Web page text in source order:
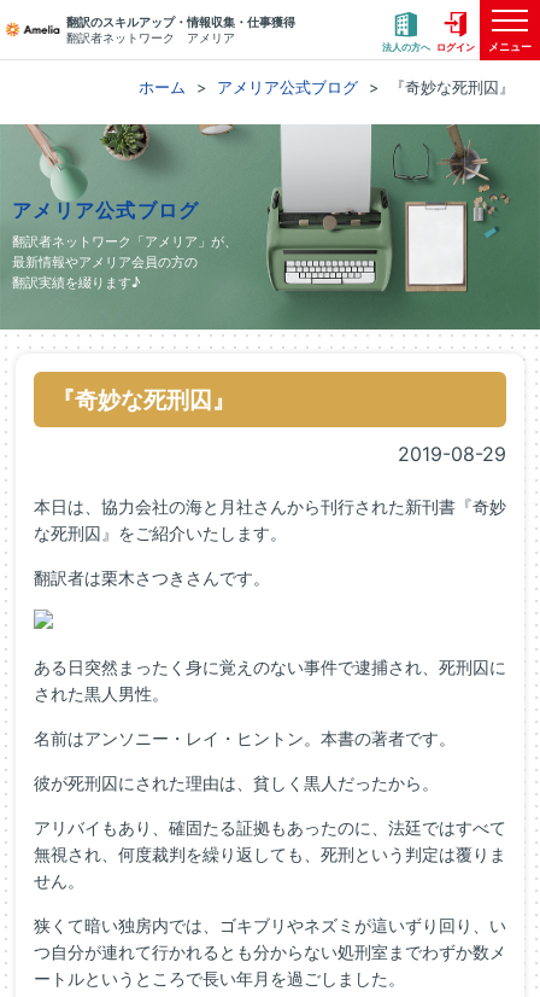
翻訳のスキルアップ・情報収集・仕事獲得
翻訳者ネットワーク アメリア
法人の方へ ログイン メニュー
ホーム アメリア公式ブログ 『奇妙な死刑囚』
アメリア公式ブログ
翻訳者ネットワーク「アメリア」が、
最新情報やアメリア会員の方の
翻訳実績を綴ります♪
『奇妙な死刑囚』
2019-08-29
本日は、協力会社の海と月社さんから刊行された新刊書『奇妙
な死刑囚』をご紹介いたします。
翻訳者は栗木さつきさんです。
ある日突然まったく身に覚えのない事件で逮捕され、死刑囚に
された黒人男性。
名前はアンソニー・レイ・ヒントン。本書の著者です。
彼が死刑囚にされた理由は、貧しく黒人だったから。
アリバイもあり、確固たる証拠もあったのに、法廷ではすべて
無視され、何度裁判を繰り返しても、死刑という判定は覆りま
せん。
狭くて暗い独房内では、ゴキブリやネズミが這いずり回り、い
つ自分が連れて行かれるとも分からない処刑室までわずか数メ
ートルというところで長い年月を過ごしました。